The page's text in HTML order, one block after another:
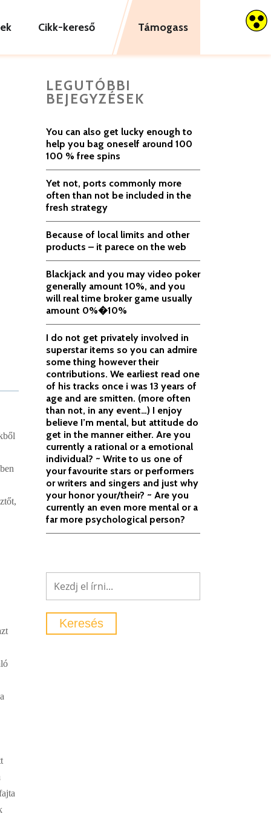
Cikk-kereső Támogass
LEGUTÓBBI
BEJEGYZÉSEK
You can also get lucky enough to
help you bag oneself around 100
100 % free spins
Yet not, ports commonly more
often than not be included in the
fresh strategy
Because of local limits and other
products – it parece on the web
Blackjack and you may video poker
generally amount 10%, and you
will real time broker game usually
amount 0%�10%
I do not get privately involved in
superstar items so you can admire
some thing however their
contributions. We earliest read one
of his tracks once i was 13 years of
age and are smitten. (more often
than not, in any event…) I enjoy
believe I’m mental, but attitude do
get in the manner either. Are you
currently a rational or a emotional
individual? ~ Write to us one of
your favourite stars or performers
or writers and singers and just why
your honor your/their? ~ Are you
currently an even more mental or a
far more psychological person?